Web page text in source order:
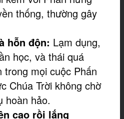
thống, thường gây
hỗn độn: Lạm dụng,
học, và thái quá
trong mọi cuộc Phấn
Chúa Trời không chờ
hoàn hảo.
cao rồi lắng